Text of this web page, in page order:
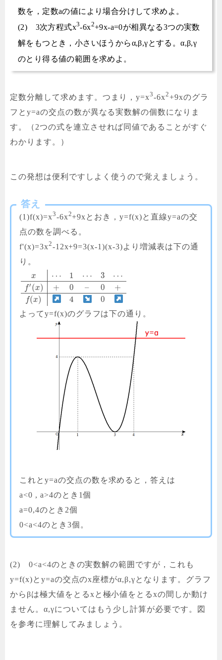
数を，定数aの値により場合分けして求めよ。
(2) 3次方程式x3-6x2+9x-a=0が相異なる3つの実数
解をもつとき，小さいほうからα,β,γとする。α,β,γ
のとり得る値の範囲を求めよ。
定数分離して求めます。つまり，y=x3-6x2+9xのグラ
フとy=aの交点の数が異なる実数解の個数になりま
す。
（2つの式を連立させれば同値であることがすぐ
わかります。）
この発想は便利ですしよく使うので覚えましょう。
答え
(1)f(x)=x3-6x2+9xとおき，y=f(x)と直線y=aの交
点の数を調べる。
f'(x)=3x2-12x+9=3(x-1)(x-3)より増減表は下の通
り。
x
f′ (x)
f(x)
⋯
+
1
0
4
⋯
–
3
0
0
⋯
+
よってy=f(x)のグラフは下の通り。
これとy=aの交点の数を求めると，答えは
a<0 , a>4のとき1個
a=0,4のとき2個
0<a<4のとき3個。
(2) 0<a<4のときの実数解の範囲ですが，これも
y=f(x)とy=aの交点のx座標がα,β,γとなります。グラフ
からβは極大値をとるxと極小値をとるxの間しか動け
ません。α,γについてはもう少し計算が必要です。図
を参考に理解してみましょう。